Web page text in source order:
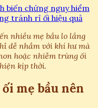
biến chứng nguy hiểm
tránh rỉ ối hiệu quả
nhiều mẹ bầu lo lắng
dễ nhầm với khí hư mà
hoặc nhiễm trùng ối
kịp thời.
mẹ bầu nên